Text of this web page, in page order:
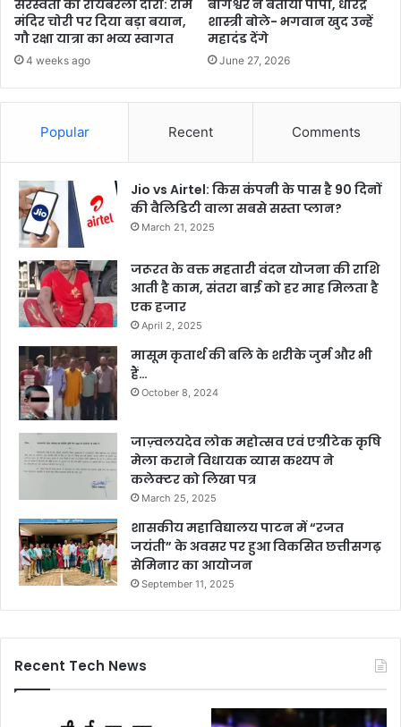
सरस्वती का रायबरेली दौरा: राम
मंदिर चोरी पर दिया बड़ा बयान,
गौ रक्षा यात्रा का भव्य स्वागत
4 weeks ago
बागेश्वर ने बताया पापी, धीरेंद्र
शास्त्री बोले- भगवान खुद उन्हें
महादंड देंगे
June 27, 2026
Popular Recent Comments
Jio vs Airtel: किस कंपनी के पास है 90 दिनों
की वैलिडिटी वाला सबसे सस्ता प्लान?
March 21, 2025
जरूरत के वक्त महतारी वंदन योजना की राशि
आती है काम, संतरा बाई को हर माह मिलता है
एक हजार
April 2, 2025
मासूम कृतार्थ की बलि के शरीके जुर्म और भी
हैं…
October 8, 2024
जाज़्वलयदेव लोक महोत्सव एवं एग्रीटेक कृषि
मेला कराने विधायक व्यास कश्यप ने
कलेक्टर को लिखा पत्र
March 25, 2025
शासकीय महाविद्यालय पाटन में “रजत
जयंती” के अवसर पर हुआ विकसित छत्तीसगढ़
सेमिनार का आयोजन
September 11, 2025
Recent Tech News